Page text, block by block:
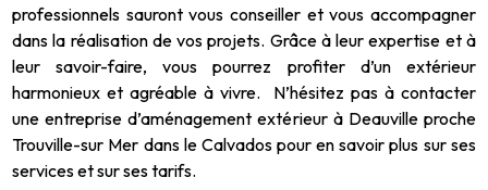
professionnels sauront vous conseiller et vous accompagner
dans la réalisation de vos projets. Grâce à leur expertise et à
leur savoir-faire, vous pourrez profiter d’un extérieur
harmonieux et agréable à vivre. N’hésitez pas à contacter
une entreprise d’aménagement extérieur à Deauville proche
Trouville-sur Mer dans le Calvados pour en savoir plus sur ses
services et sur ses tarifs.